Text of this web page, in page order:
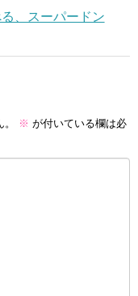
、スーパードン
※ が付いている欄は必